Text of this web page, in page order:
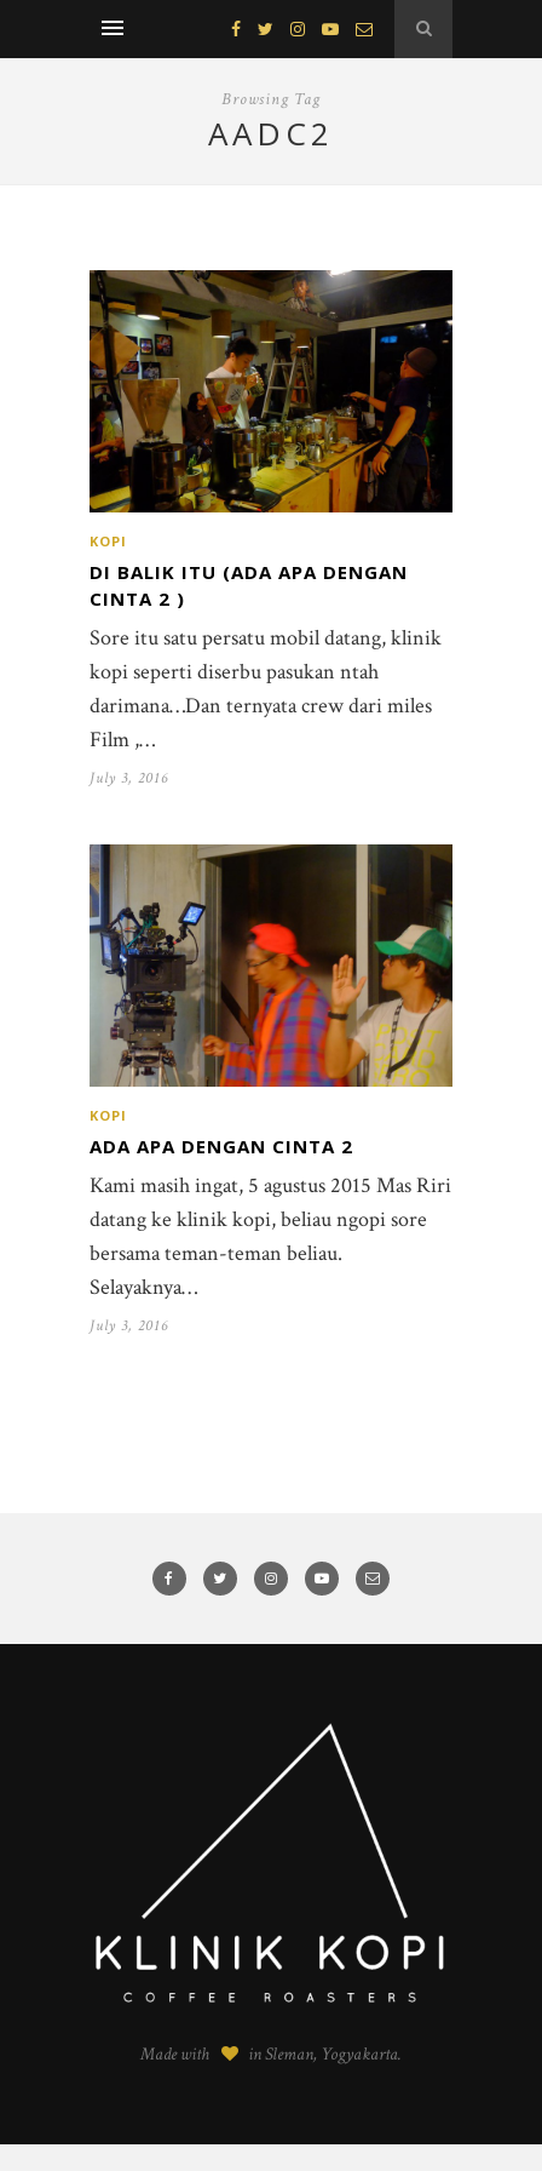
Browsing Tag
AADC2
KOPI
DI BALIK ITU (ADA APA DENGAN
CINTA 2 )
Sore itu satu persatu mobil datang, klinik
kopi seperti diserbu pasukan ntah
darimana…Dan ternyata crew dari miles
Film ,…
July 3, 2016
KOPI
ADA APA DENGAN CINTA 2
Kami masih ingat, 5 agustus 2015 Mas Riri
datang ke klinik kopi, beliau ngopi sore
bersama teman-teman beliau.
Selayaknya…
July 3, 2016
Made with in Sleman, Yogyakarta.